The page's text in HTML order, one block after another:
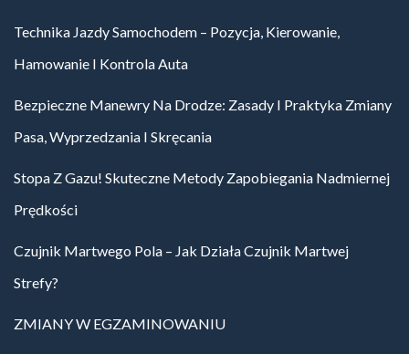
Technika Jazdy Samochodem – Pozycja, Kierowanie,
Hamowanie I Kontrola Auta
Bezpieczne Manewry Na Drodze: Zasady I Praktyka Zmiany
Pasa, Wyprzedzania I Skręcania
Stopa Z Gazu! Skuteczne Metody Zapobiegania Nadmiernej
Prędkości
Czujnik Martwego Pola – Jak Działa Czujnik Martwej
Strefy?
ZMIANY W EGZAMINOWANIU